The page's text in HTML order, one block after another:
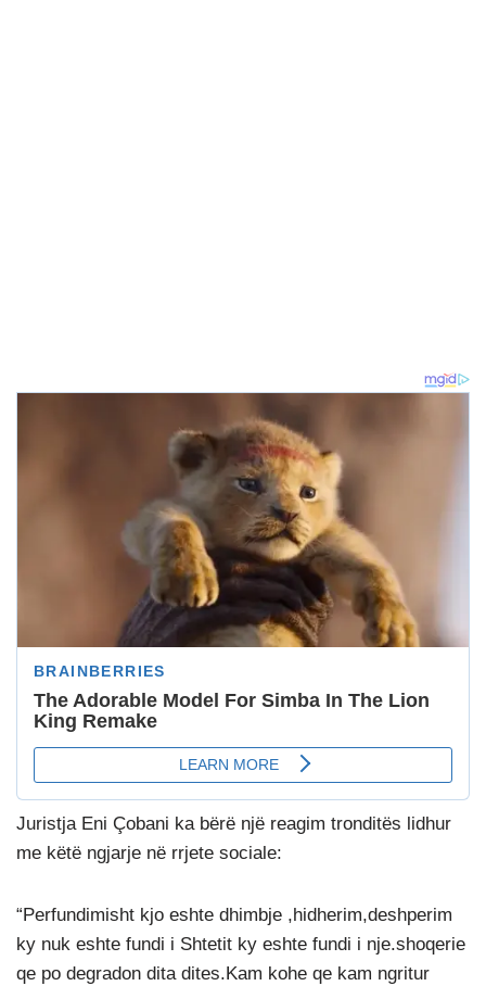
Juristja Eni Çobani ka bërë një reagim tronditës lidhur
me këtë ngjarje në rrjete sociale:
“Perfundimisht kjo eshte dhimbje ,hidherim,deshperim
ky nuk eshte fundi i Shtetit ky eshte fundi i nje.shoqerie
qe po degradon dita dites.Kam kohe qe kam ngritur